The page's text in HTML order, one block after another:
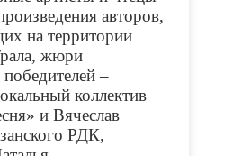
авторов,
на территории
жюри
–
коллектив
и Вячеслав
РДК,